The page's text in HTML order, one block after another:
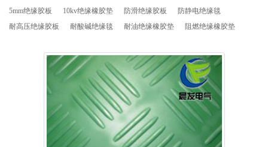
5mm绝缘胶板 10kv绝缘橡胶垫 防滑绝缘胶板
防静电绝缘毯
耐高压绝缘胶板
耐酸碱绝缘毯 耐油绝缘橡胶垫 阻燃绝缘橡胶垫